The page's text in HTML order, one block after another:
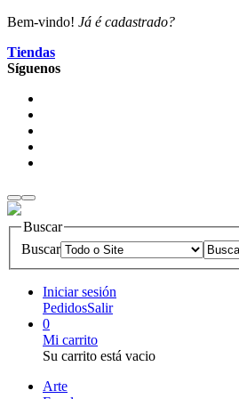
Bem-vindo! Já é cadastrado?
Tiendas
Síguenos
Buscar
Buscar
Iniciar sesión
PedidosSalir
0
Mi carrito
Su carrito está vacio
Arte